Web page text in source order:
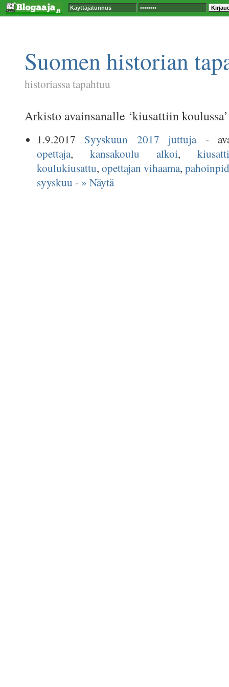
Suomen historian
historiassa tapahtuu
Arkisto avainsanalle ‘kiusattiin koulussa’
1.9.2017 Syyskuun 2017 juttuja-
opettaja, kansakoulu alkoi,
koulukiusattu, opettajan vihaama,
syyskuu - » Näytä